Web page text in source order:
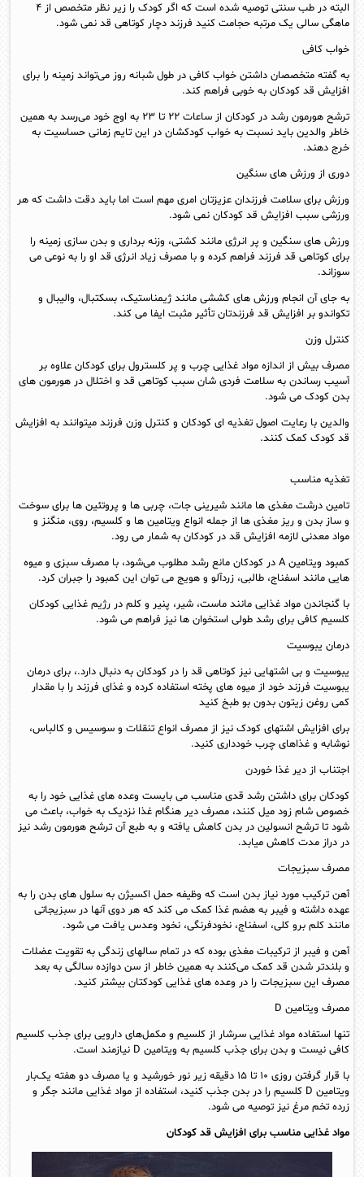
البته در طب سنتی توصیه شده است که اگر کودک را زیر نظر متخصص از ۴
ماهگی سالی یک مرتبه حجامت کنید فرزند دچار کوتاهی قد نمی‌ شود.
خواب کافی
به گفته‌ متخصصان داشتن خواب کافی در طول شبانه روز می‌تواند زمینه را برای
افزایش قد کودکان به خوبی فراهم کند.
ترشح هورمون رشد در کودکان از ساعات ۲۲ تا ۲۳ به اوج خود می‌رسد به همین
خاطر والدین باید نسبت به خواب کودکشان در این تایم زمانی حساسیت به
خرج دهند.
دوری از ورزش‌ های سنگین
ورزش برای سلامت فرزندان عزیزتان امری مهم است اما باید دقت داشت که هر
ورزشی سبب افزایش قد کودکان نمی‌ شود.
ورزش‌ های سنگین و پر انرژی مانند کشتی، وزنه برداری و بدن سازی زمینه را
برای کوتاهی قد فرزند فراهم کرده و با مصرف زیاد انرژی قد او را به نوعی می‌
سوزاند.
به جای آن انجام ورزش‌ های کششی مانند ژیمناستیک، بسکتبال، والیبال و
تکواندو بر افزایش قد فرزندتان تأثیر مثبت ایفا می‌ کند.
کنترل وزن
مصرف بیش از اندازه مواد غذایی چرب و پر کلسترول برای کودکان علاوه بر
آسیب رساندن به سلامت فردی‌ شان سبب کوتاهی قد و اختلال در هورمون‌ های
بدن کودک می‌ شود.
والدین با رعایت اصول تغذیه‌ ای کودکان و کنترل وزن فرزند میتوانند به افزایش
قد کودک کمک کنند.
تغذیه مناسب
تامین درشت مغذی‌ ها مانند شیرینی جات، چربی‌ ها و پروتئین‌ ها برای سوخت
و ساز بدن و ریز مغذی‌ ها از جمله انواع ویتامین‌ ها و کلسیم، روی، منگنز و
مواد معدنی لازمه‌ افزایش قد در کودکان به شمار می‌ رود.
کمبود ویتامین A در کودکان مانع رشد مطلوب می‌شود، با مصرف سبزی و میوه‌
هایی مانند اسفناج، طالبی، زردآلو و هویج می‌ توان این کمبود را جبران کرد.
با گنجاندن مواد غذایی مانند ماست، شیر، پنیر و کلم در رژیم غذایی کودکان
کلسیم کافی برای رشد طولی استخوان‌ ها نیز فراهم می‌ شود.
درمان یبوسیت
یبوسیت و بی اشتهایی نیز کوتاهی قد را در کودکان به دنبال دارد.، برای درمان
یبوسیت فرزند خود از میوه‌ های پخته استفاده کرده و غذای فرزند را با مقدار
کمی روغن زیتون بدون بو طبخ کنید
برای افزایش اشتهای کودک نیز از مصرف انواع تنقلات و سوسیس و کالباس،
نوشابه و غذاهای چرب خودداری کنید.
اجتناب از دیر غذا خوردن
کودکان برای داشتن رشد قدی مناسب می‌ بایست وعده‌ های غذایی خود را به
خصوص شام زود میل کنند، مصرف دیر هنگام غذا نزدیک به خواب، باعث می‌
شود تا ترشح انسولین در بدن کاهش یافته و به طبع آن ترشح هورمون رشد نیز
در دراز مدت کاهش میابد.
مصرف سبزیجات
آهن ترکیب مورد نیاز بدن است که وظیفه‌ حمل اکسیژن به سلول‌ های بدن را به
عهده داشته و فیبر به هضم غذا کمک می‌ کند که هر دوی آنها در سبزیجاتی
مانند کلم برو کلی، اسفناج، نخودفرنگی، نخود وعدس یافت می‌ شود.
آهن و فیبر از ترکیبات مغذی بوده که در تمام سالهای زندگی به تقویت عضلات
و بلندتر شدن قد کمک می‌کنند به همین خاطر از سن دوازده سالگی به بعد
مصرف این سبزیجات را در وعده‌ های غذایی کودکتان بیشتر کنید.
مصرف ویتامین D
تنها استفاده مواد غذایی سرشار از کلسیم و مکمل‌های دارویی برای جذب کلسیم
کافی نیست و بدن برای جذب کلسیم به ویتامین D نیازمند است.
با قرار گرفتن روزی ۱۰ تا ۱۵ دقیقه زیر نور خورشید و یا مصرف دو هفته یک‌بار
ویتامین D کلسیم را در بدن جذب کنید، استفاده از مواد غذایی مانند جگر و
زرده‌ تخم مرغ نیز توصیه می‌ شود.
مواد غذایی مناسب برای افزایش قد کودکان